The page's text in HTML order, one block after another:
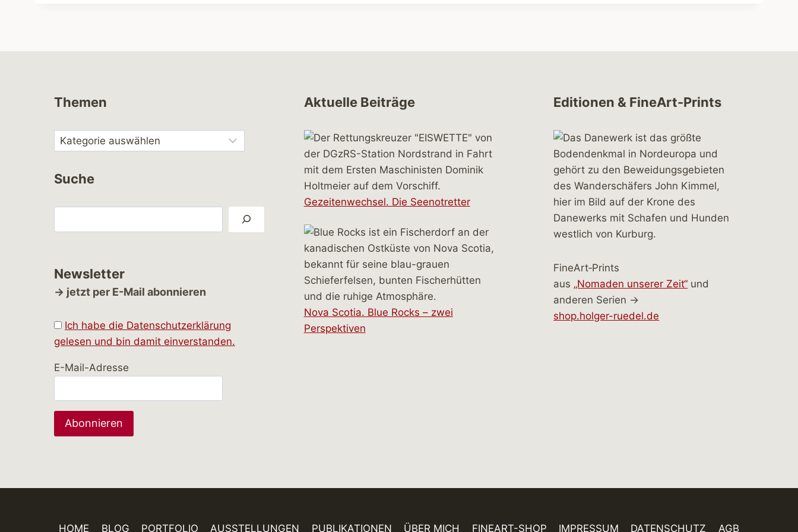
Themen
Suche
Newsletter
→ jetzt per E-Mail abonnieren
Ich habe die Datenschutzerklärung
gelesen und bin damit einverstanden.
E-Mail-Adresse
Aktuelle Beiträge
Gezeitenwechsel. Die Seenotretter
Nova Scotia. Blue Rocks – zwei
Perspektiven
Editionen & FineArt-Prints
FineArt‑Prints
aus „Nomaden unserer Zeit“ und
anderen Serien →
shop.holger-ruedel.de
HOME BLOG PORTFOLIO AUSSTELLUNGEN PUBLIKATIONEN ÜBER MICH FINEART-SHOP IMPRESSUM DATENSCHUTZ AGB